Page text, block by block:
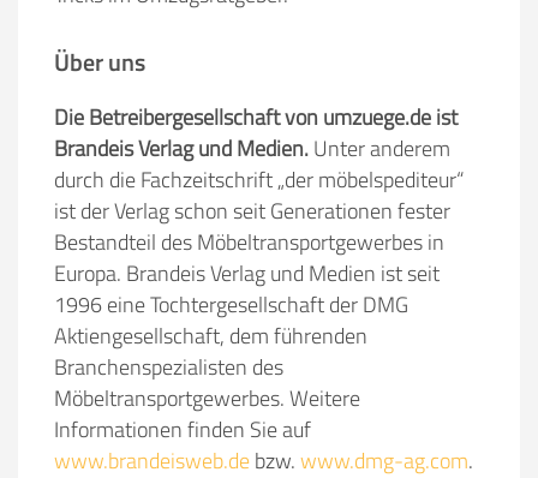
Über uns
Die Betreibergesellschaft von umzuege.de ist
Brandeis Verlag und Medien.Unter anderem
durch die Fachzeitschrift „der möbelspediteur“
ist der Verlag schon seit Generationen fester
Bestandteil des Möbeltransportgewerbes in
Europa. Brandeis Verlag und Medien ist seit
1996 eine Tochtergesellschaft der DMG
Aktiengesellschaft, dem führenden
Branchenspezialisten des
Möbeltransportgewerbes. Weitere
Informationen finden Sie auf
www.brandeisweb.debzw.www.dmg-ag.com.